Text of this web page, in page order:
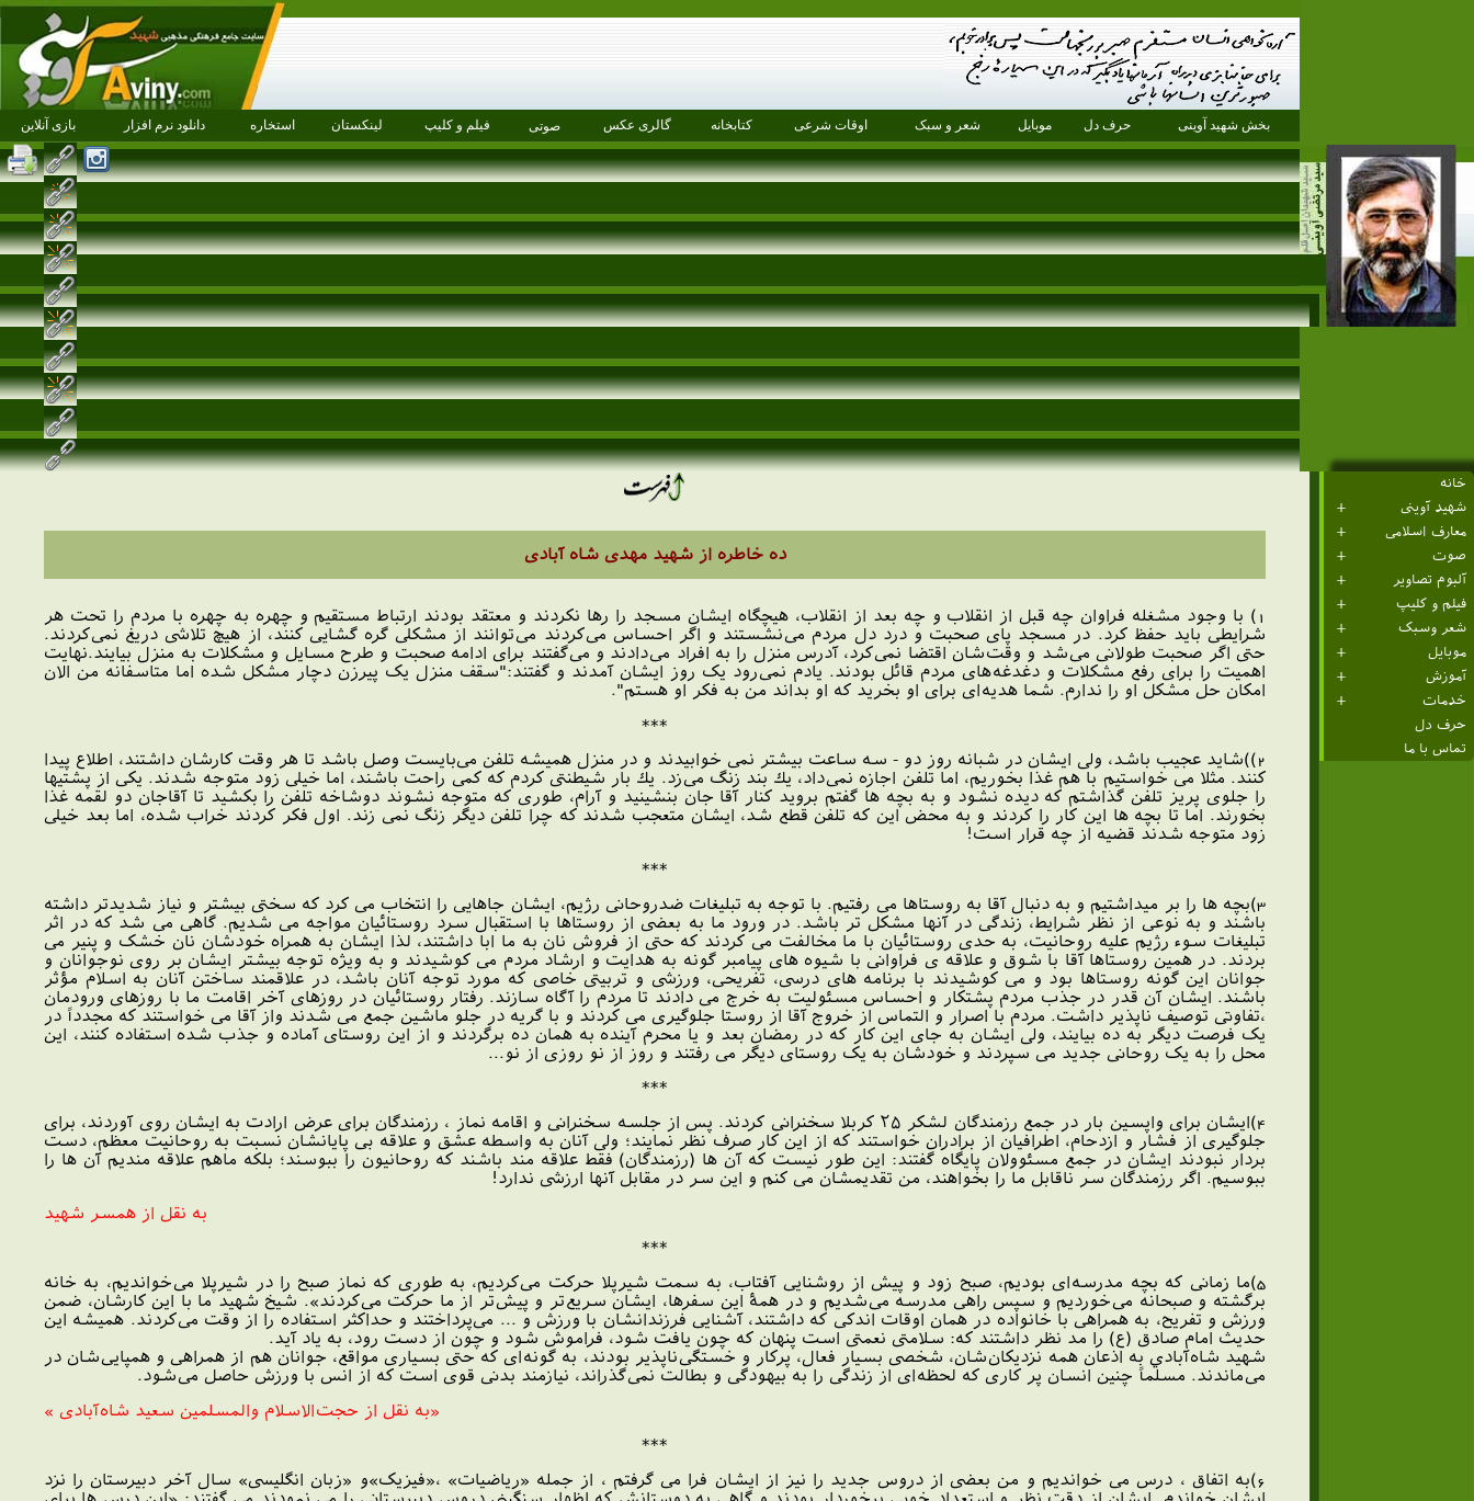
بخش شهید آوینی حرف دل موبایل شعر و سبک اوقات شرعی کتابخانه گالری عکس صوتی فیلم و کلیپ لینکستان استخاره دانلود نرم افزار بازی آنلاین
خانه
شهید آوینی
معارف اسلامی
صوت
آلبوم تصاویر
فیلم و کلیپ
شعر وسبک
موبایل
آموزش
خدمات
حرف دل
تماس با ما
ده خاطره از شهید مهدی شاه آبادی
1) با وجود مشغله فراوان چه قبل از انقلاب و چه بعد از انقلاب، هیچگاه ایشان مسجد را رها نکردند و معتقد بودند ارتباط مستقیم و چهره به چهره با مردم را تحت هر
شرایطی باید حفظ کرد. در مسجد پای صحبت و درد دل مردم می‌نشستند و اگر احساس می‌کردند می‌توانند از مشکلی گره گشایی کنند، از هیچ تلاشی دریغ نمی‌کردند.
حتی اگر صحبت طولانی می‌شد و وقت‌شان اقتضا نمی‌کرد، آدرس منزل را به افراد می‌دادند و می‌گفتند برای ادامه صحبت و طرح مسایل و مشکلات به منزل بیایند.نهایت
اهمیت را برای رفع مشکلات و دغدغه‌های مردم قائل بودند. یادم نمی‌رود یک روز ایشان آمدند و گفتند:"سقف منزل یک پیرزن دچار مشکل شده اما متاسفانه من الان
امکان حل مشکل او را ندارم. شما هدیه‌ای برای او بخرید که او بداند من به فکر او هستم".
***
2))شاید عجیب باشد، ولی ایشان در شبانه روز دو - سه ساعت بیشتر نمی خوابیدند و در منزل همیشه تلفن می‌بایست وصل باشد تا هر وقت كارشان داشتند، اطلاع پیدا
كنند. مثلا می خواستیم با هم غذا بخوریم، اما تلفن اجازه نمی‌داد، یك بند زنگ می‌زد. یك بار شیطنتی كردم كه كمی راحت باشند، اما خیلی زود متوجه شدند. یكی از پشتیها
را جلوی پریز تلفن گذاشتم كه دیده نشود و به بچه ها گفتم بروید كنار آقا جان بنشینید و آرام، طوری كه متوجه نشوند دوشاخه تلفن را بكشید تا آقاجان دو لقمه غذا
بخورند. اما تا بچه ها این كار را كردند و به محض این كه تلفن قطع شد، ایشان متعجب شدند كه چرا تلفن دیگر زنگ نمی زند. اول فكر كردند خراب شده، اما بعد خیلی
زود متوجه شدند قضیه از چه قرار است!
***
3)بچه ها را بر میداشتیم و به دنبال آقا به روستاها می رفتیم. با توجه به تبلیغات ضدروحانی رژیم، ایشان جاهایی را انتخاب می کرد که سختی بیشتر و نیاز شدیدتر داشته
باشند و به نوعی از نظر شرایط، زندگی در آنها مشکل تر باشد. در ورود ما به بعضی از روستاها با استقبال سرد روستائیان مواجه می شدیم. گاهی می شد که در اثر
تبلیغات سوء رژیم علیه روحانیت، به حدی روستائیان با ما مخالفت می کردند که حتی از فروش نان به ما ابا داشتند، لذا ایشان به همراه خودشان نان خشک و پنیر می
بردند. در همین روستاها آقا با شوق و علاقه ی فراوانی با شیوه های پیامبر گونه به هدایت و ارشاد مردم می کوشیدند و به ویژه توجه بیشتر ایشان بر روی نوجوانان و
جوانان این گونه روستاها بود و می کوشیدند با برنامه های درسی، تفریحی، ورزشی و تربیتی خاصی که مورد توجه آنان باشد، در علاقمند ساختن آنان به اسلام مؤثر
باشند. ایشان آن قدر در جذب مردم پشتكار و احساس مسئوليت به خرج می دادند تا مردم را آگاه سازند. رفتار روستائیان در روزهای آخر اقامت ما با روزهای ورودمان
،تفاوتی توصیف ناپذیر داشت. مردم با اصرار و التماس از خروج آقا از روستا جلوگیری می کردند و با گریه در جلو ماشین جمع می شدند واز آقا می خواستند که مجدداً در
یک فرصت دیگر به ده بیایند، ولی ایشان به جای این کار که در رمضان بعد و یا محرم آینده به همان ده برگردند و از این روستای آماده و جذب شده استفاده کنند، این
محل را به یک روحانی جدید می سپردند و خودشان به یک روستای دیگر می رفتند و روز از نو روزی از نو...
***
4)ایشان برای واپسین بار در جمع رزمندگان لشکر ۲۵ کربلا سخنرانی کردند. پس از جلسه سخنرانی و اقامه نماز ، رزمندگان برای عرض ارادت به ایشان روی آوردند، برای
جلوگیری از فشار و ازدحام، اطرافیان از برادران خواستند که از این کار صرف نظر نمایند؛ ولی آنان به واسطه عشق و علاقه بی پایانشان نسبت به روحانیت معظم، دست
بردار نبودند ایشان در جمع مسئوولان پایگاه گفتند: این طور نیست که آن ها (رزمندگان) فقط علاقه مند باشند که روحانیون را ببوسند؛ بلکه ماهم علاقه مندیم آن ها را
ببوسیم. اگر رزمندگان سر ناقابل ما را بخواهند، من تقدیمشان می کنم و این سر در مقابل آنها ارزشی ندارد!
به نقل از همسر شهید
***
5)ما زمانی که بچه مدرسه‌ای بوديم‌، صبح زود و پيش از روشنايی آفتاب، به سمت شير‌پلا حرکت می‌کرديم‌، به طوری که نماز صبح را در شير‌پلا می‌خوانديم‌، به خانه
برگشته و صبحانه می‌خورديم و سپس راهی مدرسه می‌شديم و در همۀ اين سفرها، ايشان سريع‌تر و پيش‌تر از ما حرکت می‌کردند». شيخ شهيد ما با اين کارشان‌، ضمن
ورزش و تفريح‌، به همراهی با خانواده در همان اوقات اندکی که داشتند‌، آشنايی فرزندانشان با ورزش و ... می‌پرداختند و حداکثر استفاده را از وقت می‌کردند‌. هميشه اين
حديث امام صادق (ع) را مد نظر داشتند که: سلامتی نعمتی است پنهان که چون يافت شود‌، فراموش شود و چون از دست رود‌، به ياد آيد‌.
شهيد شاه‌آبادي به اذعان همه نزديکان‌شان، شخصی بسيار فعال، پرکار و خستگی‌ناپذير بودند، به‌ گونه‌ای که حتی بسياری مواقع، جوانان هم از همراهی و همپايی‌شان در
می‌ماندند. مسلماً چنين انسان پر کاری که لحظه‌ای از زندگی را به بيهودگی و بطالت نمی‌گذراند، نيازمند بدنی قوی است که از انس با ورزش حاصل می‌شود.
«به نقل از حجت‌الاسلام والمسلمين سعيد شاه‌آبادی ‌»
***
6)به اتفاق ، درس می خواندیم و من بعضی از دروس جدید را نیز از ایشان فرا می گرفتم ، از جمله «ریاضیات» ،«فیزیک»و «زبان انگلیسی» سال آخر دبیرستان را نزد